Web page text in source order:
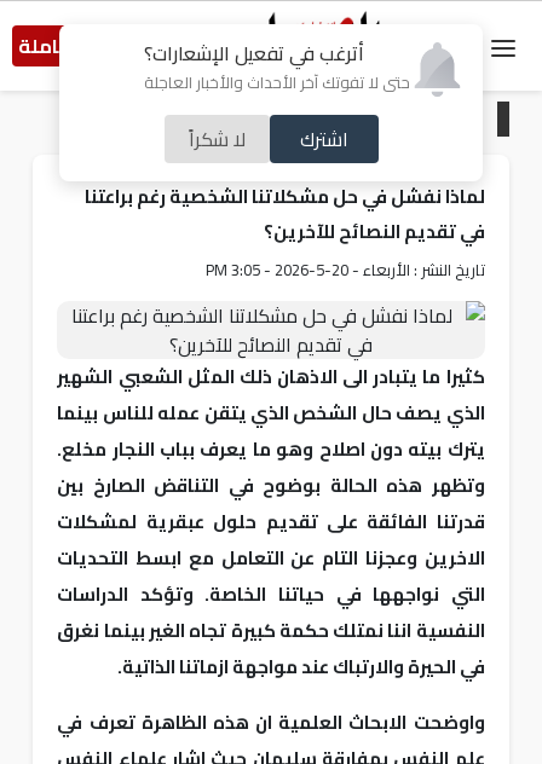
أترغب في تفعيل الإشعارات؟
حتى لا تفوتك آخر الأحداث والأخبار العاجلة
اشترك لا شكراً
النسخة الكاملة
منوعات
لماذا نفشل في حل مشكلاتنا الشخصية رغم براعتنا
في تقديم النصائح للآخرين؟
تاريخ النشر : الأربعاء - 20-5-2026 - 3:05 PM
كثيرا ما يتبادر الى الاذهان ذلك المثل الشعبي الشهير
الذي يصف حال الشخص الذي يتقن عمله للناس بينما
يترك بيته دون اصلاح وهو ما يعرف بباب النجار مخلع.
وتظهر هذه الحالة بوضوح في التناقض الصارخ بين
قدرتنا الفائقة على تقديم حلول عبقرية لمشكلات
الاخرين وعجزنا التام عن التعامل مع ابسط التحديات
التي نواجهها في حياتنا الخاصة. وتؤكد الدراسات
النفسية اننا نمتلك حكمة كبيرة تجاه الغير بينما نغرق
في الحيرة والارتباك عند مواجهة ازماتنا الذاتية.
واوضحت الابحاث العلمية ان هذه الظاهرة تعرف في